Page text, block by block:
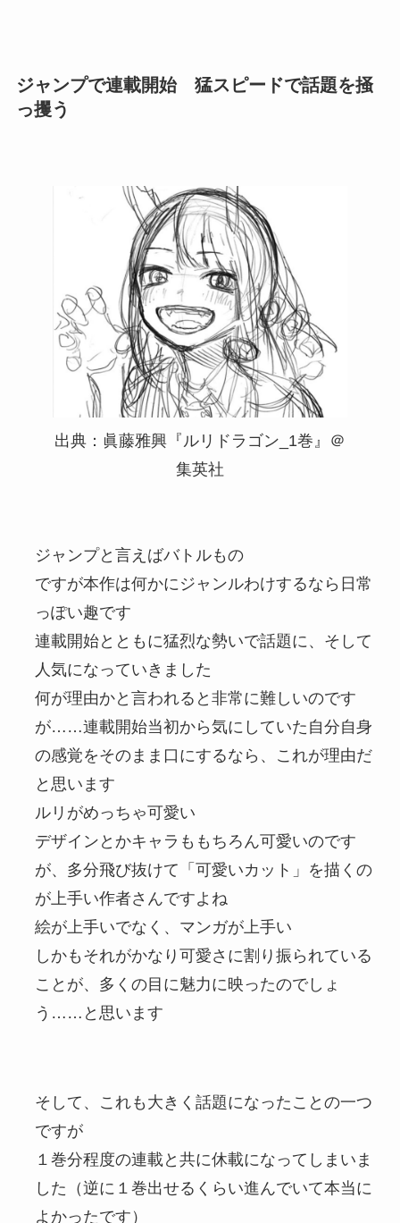
ジャンプで連載開始 猛スピードで話題を掻
っ攫う
出典：眞藤雅興『ルリドラゴン_1巻』＠
集英社
ジャンプと言えばバトルもの
ですが本作は何かにジャンルわけするなら日常
っぽい趣です
連載開始とともに猛烈な勢いで話題に、そして
人気になっていきました
何が理由かと言われると非常に難しいのです
が……連載開始当初から気にしていた自分自身
の感覚をそのまま口にするなら、これが理由だ
と思います
ルリがめっちゃ可愛い
デザインとかキャラももちろん可愛いのです
が、多分飛び抜けて「可愛いカット」を描くの
が上手い作者さんですよね
絵が上手いでなく、マンガが上手い
しかもそれがかなり可愛さに割り振られている
ことが、多くの目に魅力に映ったのでしょ
う……と思います
そして、これも大きく話題になったことの一つ
ですが
１巻分程度の連載と共に休載になってしまいま
した（逆に１巻出せるくらい進んでいて本当に
よかったです）